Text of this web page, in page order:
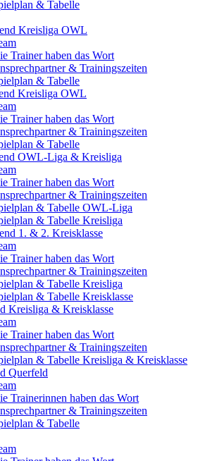
& Tabelle
Kreisliga OWL
Trainer haben das Wort
& Trainingszeiten
& Tabelle
Kreisliga OWL
Trainer haben das Wort
& Trainingszeiten
& Tabelle
OWL-Liga & Kreisliga
Trainer haben das Wort
& Trainingszeiten
& Tabelle OWL-Liga
& Tabelle Kreisliga
1. & 2. Kreisklasse
Trainer haben das Wort
& Trainingszeiten
& Tabelle Kreisliga
& Tabelle Kreisklasse
Kreisliga & Kreisklasse
Trainer haben das Wort
& Trainingszeiten
& Tabelle Kreisliga & Kreisklasse
Querfeld
Trainerinnen haben das Wort
& Trainingszeiten
& Tabelle